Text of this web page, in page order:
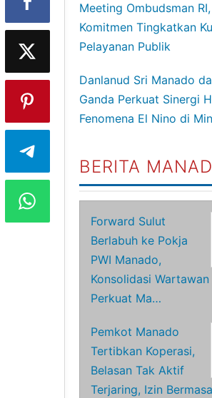
Meeting Ombudsman
Komitmen Tingkatkan
Pelayanan Publik
Danlanud Sri Manado
Ganda Perkuat Sinergi
Fenomena El Nino di
BERITA
Forward Sulut
Berlabuh ke Pokja
PWI Manado,
Konsolidasi Wartawan
Perkuat Ma…
Pemkot Manado
Tertibkan Koperasi,
Belasan Tak Aktif
Terjaring, Izin